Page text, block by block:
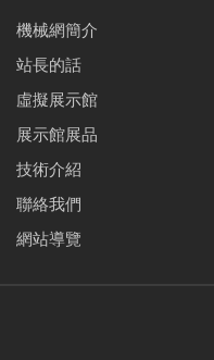
機械網簡介
站長的話
虛擬展示館
展示館展品
技術介紹
聯絡我們
網站導覽